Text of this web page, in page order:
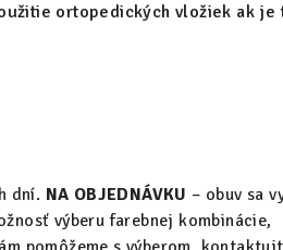
ortopedických vložiek ak je
dní. NA OBJEDNÁVKU – obuv sa
výberu farebnej kombinácie,